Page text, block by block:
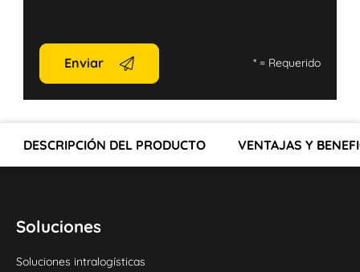
Enviar *= Requerido
DESCRIPCIÓN DEL PRODUCTO VENTAJAS Y
Soluciones
Soluciones intralogísticas